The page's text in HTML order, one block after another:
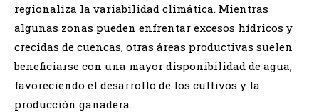
regionaliza la variabilidad climática. Mientras
algunas zonas pueden enfrentar excesos hídricos y
crecidas de cuencas, otras áreas productivas suelen
beneficiarse con una mayor disponibilidad de agua,
favoreciendo el desarrollo de los cultivos y la
producción ganadera.